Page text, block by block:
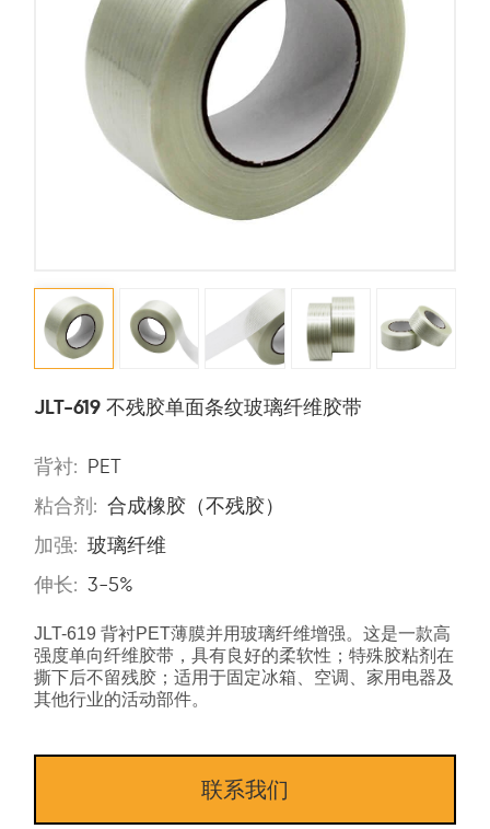
JLT-619 不残胶单面条纹玻璃纤维胶带
背衬:
PET
粘合剂: 合成橡胶（不残胶）
加强: 玻璃纤维
伸长: 3-5%
JLT-619 背衬PET薄膜并用玻璃纤维增强。这是一款高
强度单向纤维胶带，具有良好的柔软性；特殊胶粘剂在
撕下后不留残胶；适用于固定冰箱、空调、家用电器及
其他行业的活动部件。
联系我们